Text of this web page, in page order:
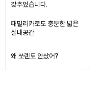
갖추었습니다.
패밀리카로도 충분한 넓은
실내공간
왜 쏘렌토 안샀어?